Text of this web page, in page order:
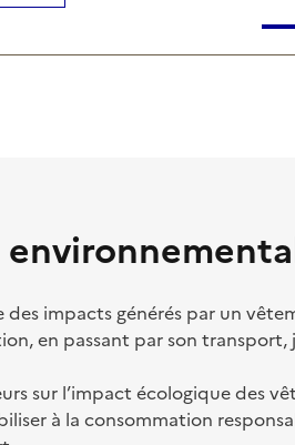
impacts générés par un
en passant par son transport,
sur l’impact écologique des
à la consommation